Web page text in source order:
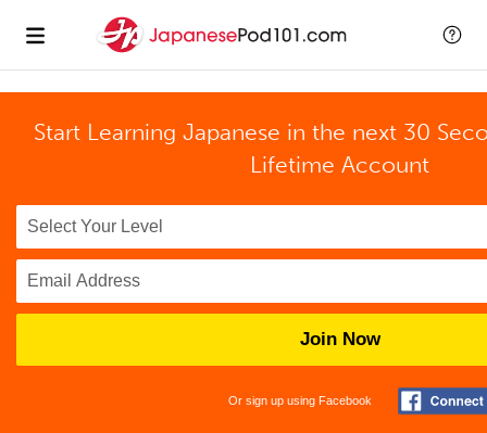
Start Learning Japanese in the next 30
Lifetime Account
Join Now
Or sign up using Facebook